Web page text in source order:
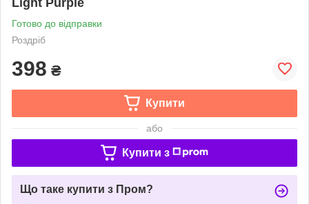
Готово до відправки
Роздріб
398 ₴
Купити
або
Купити з
Що таке купити з Пром?